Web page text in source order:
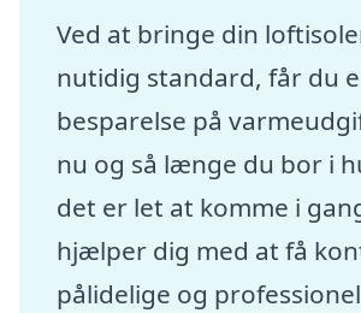
Ved at bringe din
nutidig standard, får du
besparelse på
nu og så længe du bor i
det er let at komme i
hjælper dig med at få
pålidelige og